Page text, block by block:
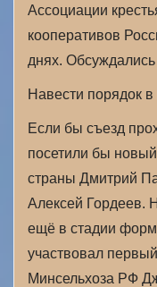
Ассоциации
кооперативов
днях.
Навести порядок в
Если бы съезд
посетили бы новый
страны Дмитрий
Алексей Гордеев.
ещё в стадии
участвовал
Минсельхоза РФ